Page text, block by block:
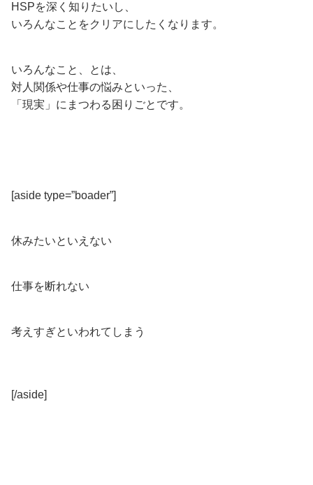
HSPを深く知りたいし、
いろんなことをクリアにしたくなります。
いろんなこと、とは、
対人関係や仕事の悩みといった、
「現実」にまつわる困りごとです。
[aside type=”boader”]
休みたいといえない
仕事を断れない
考えすぎといわれてしまう
[/aside]